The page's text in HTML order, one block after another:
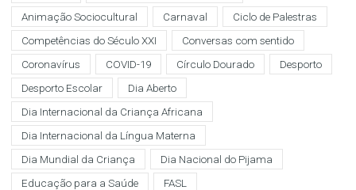
Animação Sociocultural
Carnaval
Ciclo de Palestras
Competências do Século XXI
Conversas com sentido
Coronavírus
COVID-19 Círculo Dourado
Desporto
Desporto Escolar
Dia Aberto
Dia Internacional da Criança Africana
Dia Internacional da Língua Materna
Dia Mundial da Criança
Dia Nacional do Pijama
Educação para a Saúde
FASL